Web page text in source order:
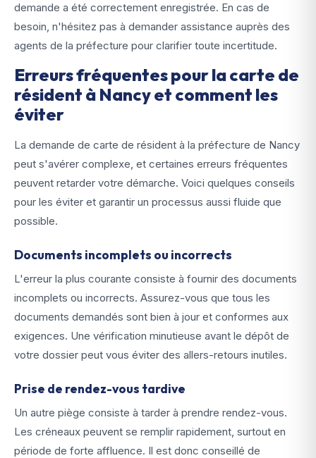
demande a été correctement enregistrée. En cas de
besoin, n'hésitez pas à demander assistance auprès des
agents de la préfecture pour clarifier toute incertitude.
Erreurs fréquentes pour la carte de
résident à Nancy et comment les
éviter
La demande de carte de résident à la préfecture de Nancy
peut s'avérer complexe, et certaines erreurs fréquentes
peuvent retarder votre démarche. Voici quelques conseils
pour les éviter et garantir un processus aussi fluide que
possible.
Documents incomplets ou incorrects
L'erreur la plus courante consiste à fournir des documents
incomplets ou incorrects. Assurez-vous que tous les
documents demandés sont bien à jour et conformes aux
exigences. Une vérification minutieuse avant le dépôt de
votre dossier peut vous éviter des allers-retours inutiles.
Prise de rendez-vous tardive
Un autre piège consiste à tarder à prendre rendez-vous.
Les créneaux peuvent se remplir rapidement, surtout en
période de forte affluence. Il est donc conseillé de